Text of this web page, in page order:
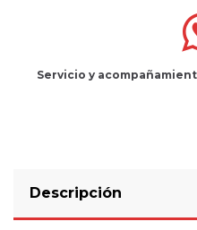
Servicio y
Descripción